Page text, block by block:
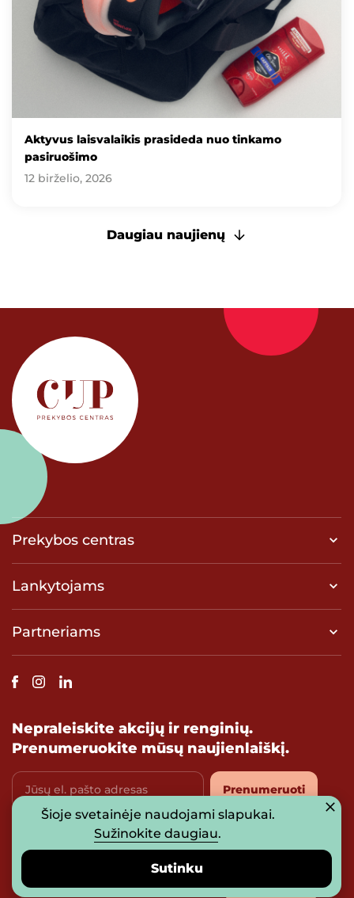
Aktyvus laisvalaikis prasideda nuo tinkamo
pasiruošimo
12 birželio, 2026
Daugiau naujienų
Prekybos centras
Lankytojams
Partneriams
Nepraleiskite akcijų ir renginių.
Prenumeruokite mūsų naujienlaiškį.
Jūsų el. pašto adresas
privatumo politika
Prenumeruoti
© 2026 UAB „Prosperitas Baltica“
Šioje svetainėje naudojami slapukai.
Sužinokite daugiau.
Sutinku